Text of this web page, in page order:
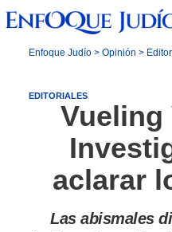
Enfoque Judío> Opinión >
EDITORIALES
Vueling
aclarar
Las abismales